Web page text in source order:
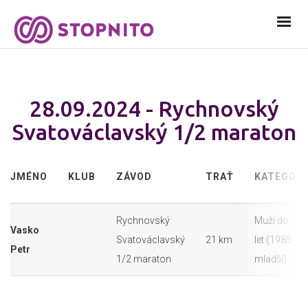
28.09.2024 - Rychnovský
Svatováclavský 1/2 maraton
JMÉNO KLUB ZÁVOD TRAŤ
Vasko
Petr
Rychnovský
Svatováclavský
1/2 maraton
21 km
Muži do 39
let (1985 - a
mladší)